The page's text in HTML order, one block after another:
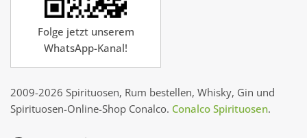
Folge jetzt unserem
WhatsApp-Kanal!
2009-2026 Spirituosen, Rum bestellen, Whisky, Gin und
Spirituosen-Online-Shop Conalco. Conalco Spirituosen.